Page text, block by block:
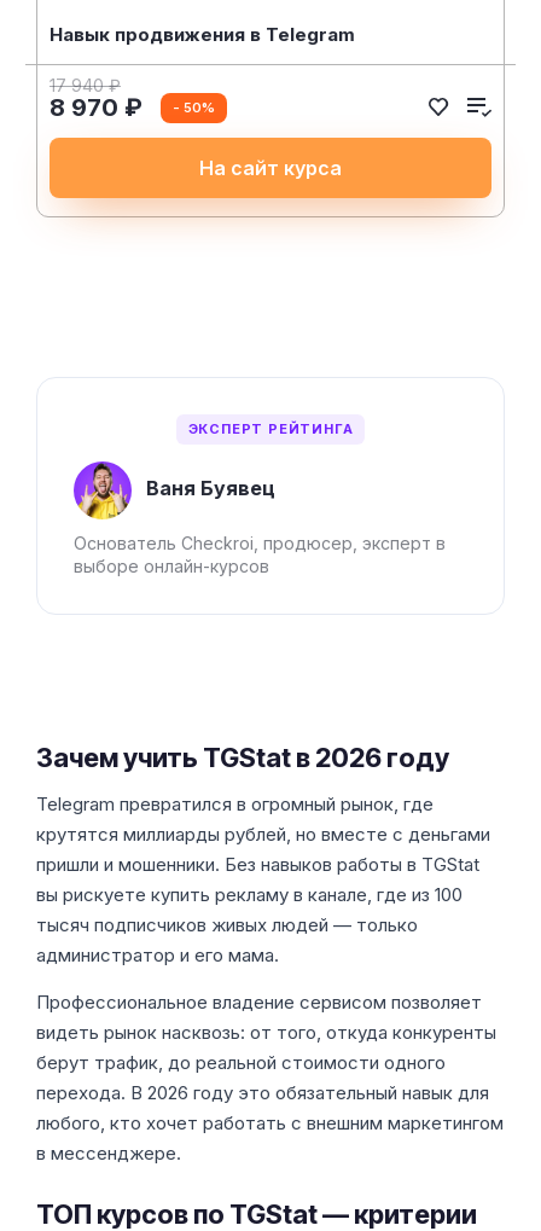
ЭКСПЕРТ РЕЙТИНГА
Ваня Буявец
Основатель Checkroi, продюсер, эксперт в
выборе онлайн-курсов
Навык продвижения в Telegram
17 940 ₽
8 970 ₽ - 50%
На сайт курса
Зачем учить TGStat в 2026 году
Telegram превратился в огромный рынок, где
крутятся миллиарды рублей, но вместе с деньгами
пришли и мошенники. Без навыков работы в TGStat
вы рискуете купить рекламу в канале, где из 100
тысяч подписчиков живых людей — только
администратор и его мама.
Профессиональное владение сервисом позволяет
видеть рынок насквозь: от того, откуда конкуренты
берут трафик, до реальной стоимости одного
перехода. В 2026 году это обязательный навык для
любого, кто хочет работать с внешним маркетингом
в мессенджере.
ТОП курсов по TGStat — критерии